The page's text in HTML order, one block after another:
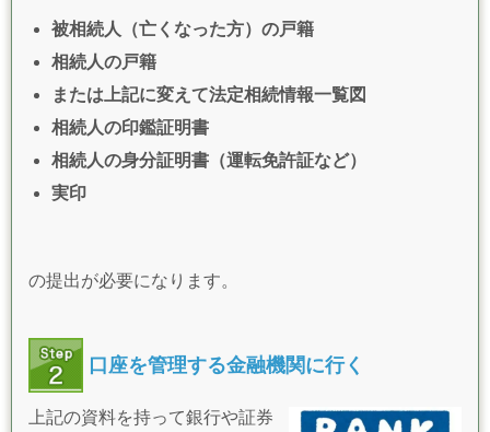
被相続人（亡くなった方）の戸籍
相続人の戸籍
または上記に変えて法定相続情報一覧図
相続人の印鑑証明書
相続人の身分証明書（運転免許証など）
実印
​の提出が必要になります。
口座を管理する金融機関に行く
上記の資料を持って銀行や証券